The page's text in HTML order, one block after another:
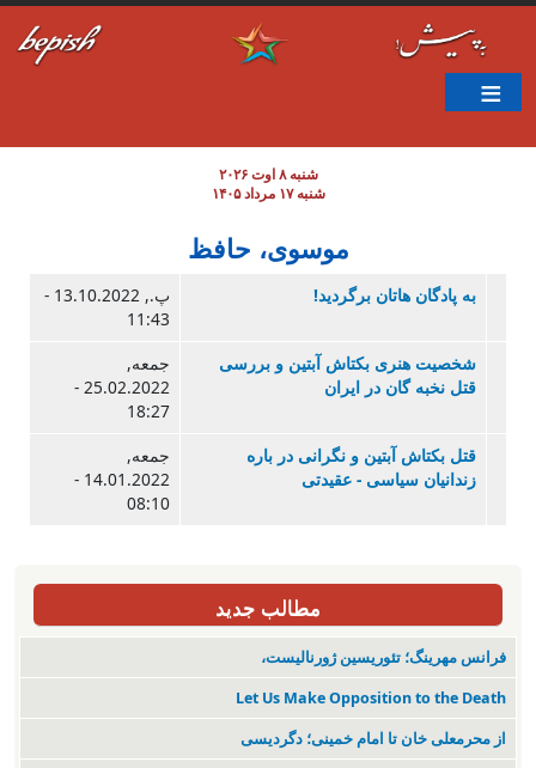
به محتوای اصلی
شنبه ۸ اوت ۲۰۲۶
شنبه ۱۷ مرداد ۱۴۰۵
موسوی، حافظ
به پادگان هاتان برگردید!
پ., 13.10.2022 -
11:43
شخصیت هنری بکتاش آبتین و بررسی
قتل نخبه گان در ایران
جمعه,
25.02.2022 -
18:27
قتل بکتاش آبتین و نگرانی در باره
زندانیان سیاسی - عقیدتی
جمعه,
14.01.2022 -
08:10
مطالب جدید
فرانس مهرینگ؛ تئوریسین ژورنالیست،
Let Us Make Opposition to the Death
از محرمعلی خان تا امام خمینی؛ دگردیسی